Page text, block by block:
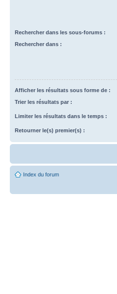
Rechercher dans les sous-forums :
Rechercher dans :
Afficher les résultats sous forme de :
Trier les résultats par :
Limiter les résultats dans le temps :
Retourner le(s) premier(s) :
Index du forum